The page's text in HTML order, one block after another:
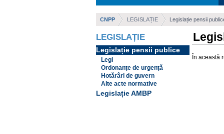
CNPP LEGISLAȚIE Legislație pensii
LEGISLAȚIE
Legislație pensii publice
Legi
Ordonanțe de urgență
Hotărâri de guvern
Alte acte normative
Legislație AMBP
În această